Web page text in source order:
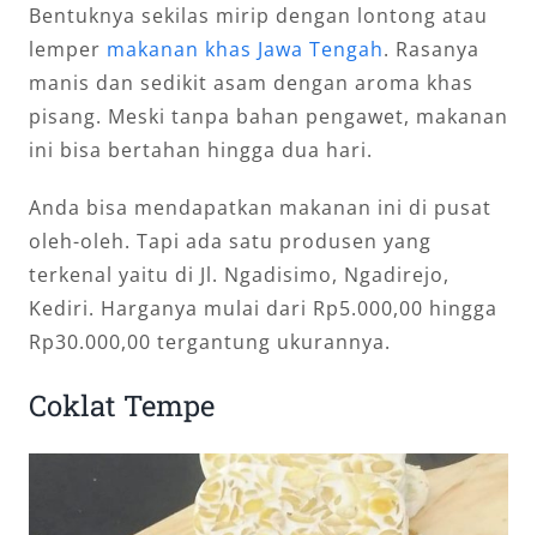
Bentuknya sekilas mirip dengan lontong atau
lemper makanan khas Jawa Tengah. Rasanya
manis dan sedikit asam dengan aroma khas
pisang. Meski tanpa bahan pengawet, makanan
ini bisa bertahan hingga dua hari.
Anda bisa mendapatkan makanan ini di pusat
oleh-oleh. Tapi ada satu produsen yang
terkenal yaitu di Jl. Ngadisimo, Ngadirejo,
Kediri. Harganya mulai dari Rp5.000,00 hingga
Rp30.000,00 tergantung ukurannya.
Coklat Tempe